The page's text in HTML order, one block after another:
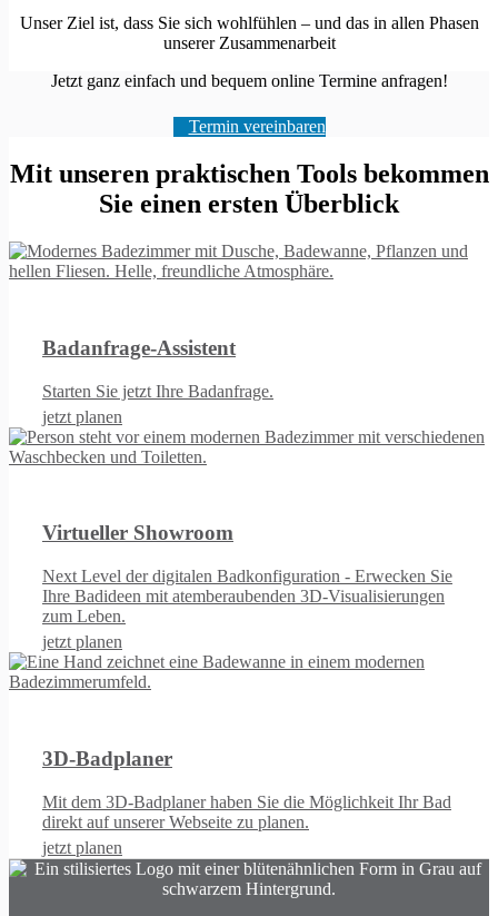
Unser Ziel ist, dass Sie sich wohlfühlen – und das in allen Phasen
unserer Zusammenarbeit
Jetzt ganz einfach und bequem online Termine anfragen!
Termin vereinbaren
Mit unseren praktischen Tools bekommen
Sie einen ersten Überblick
Badanfrage-Assistent
Starten Sie jetzt Ihre Badanfrage.
jetzt planen
Virtueller Showroom
Next Level der digitalen Badkonfiguration - Erwecken Sie
Ihre Badideen mit atemberaubenden 3D-Visualisierungen
zum Leben.
jetzt planen
3D-Badplaner
Mit dem 3D-Badplaner haben Sie die Möglichkeit Ihr Bad
direkt auf unserer Webseite zu planen.
jetzt planen